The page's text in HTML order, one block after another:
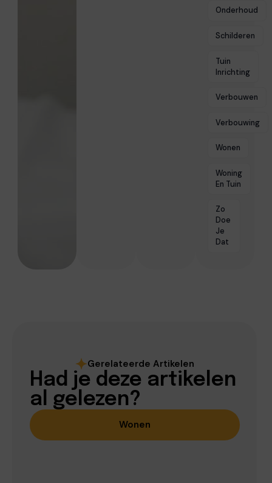
Onderhoud
Schilderen
Tuin
Inrichting
Verbouwen
Verbouwing
Wonen
Woning
En Tuin
Zo
Doe
Je
Dat
Gerelateerde Artikelen
Had je deze artikelen
al gelezen?
Wonen